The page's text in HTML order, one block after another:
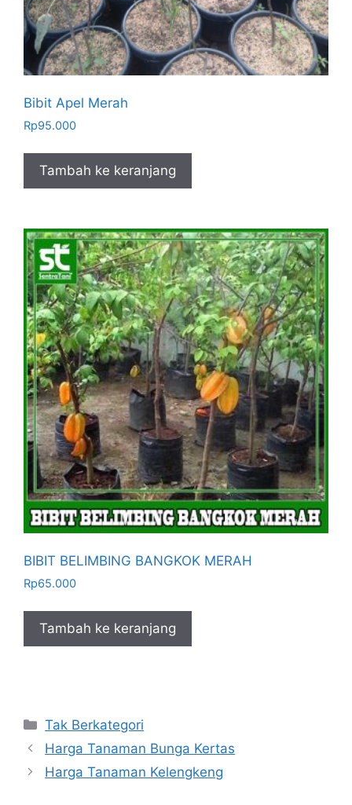
Bibit Apel Merah
Rp95.000
Tambah ke keranjang
BIBIT BELIMBING BANGKOK MERAH
Rp65.000
Tambah ke keranjang
Kategori
Tak Berkategori
Harga Tanaman Bunga Kertas
Harga Tanaman Kelengkeng